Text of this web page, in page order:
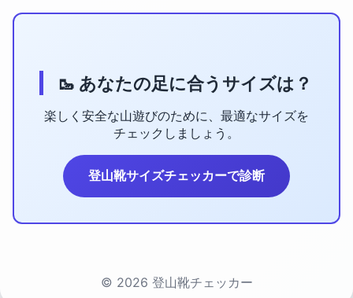
🥾 あなたの足に合うサイズは？
楽しく安全な山遊びのために、最適なサイズを
チェックしましょう。
登山靴サイズチェッカーで診断
© 2026 登山靴チェッカー